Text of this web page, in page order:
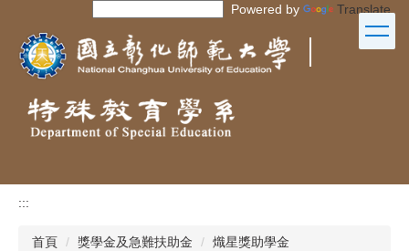
主
Powered by Translate
:::
首頁 獎學金及急難扶助金 熾星獎助學金